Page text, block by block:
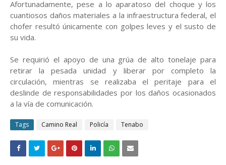
Afortunadamente, pese a lo aparatoso del choque y los
cuantiosos daños materiales a la infraestructura federal, el
chofer resultó únicamente con golpes leves y el susto de
su vida.
Se requirió el apoyo de una grúa de alto tonelaje para
retirar la pesada unidad y liberar por completo la
circulación, mientras se realizaba el peritaje para el
deslinde de responsabilidades por los daños ocasionados
a la vía de comunicación.
Tags Camino Real Policía Tenabo